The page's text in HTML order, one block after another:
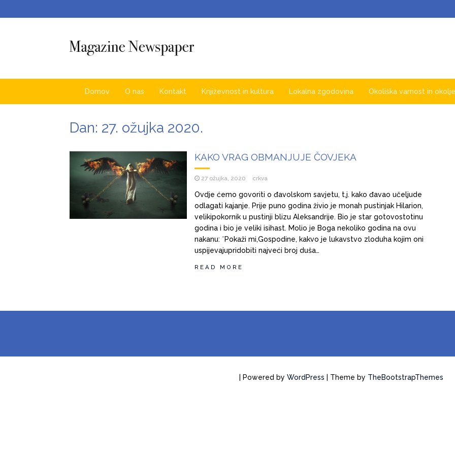
Domov O nas Kontakt Književnost in kultura Lokalna zgodovina Okoliška varnost in okolje
Dan: 27. ožujka 2020.
KAKO VRAG OBMANJUJE ČOVJEKA
27 ožujka, 2020 crkva
Ovdje ćemo govoriti o đavolskom savjetu, t.j. kako đavao učeljude
odlagati kajanje. Prije puno godina živio je monah pustinjak Hilarion,
velikipokornik u pustinji blizu Aleksandrije. Bio je star gotovostotinu
godina i bio je veliki isihast. Molio je Boga nekoliko godina na ovu
nakanu: ˝Pokaži mi,Gospodine, kakvo je lukavstvo zloduha kojim oni
uspijevajupridobiti najveći broj duša…
READ MORE
| Powered by WordPress | Theme by TheBootstrapThemes